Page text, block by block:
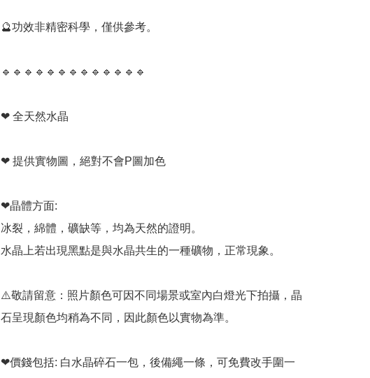
🔮功效非精密科學，僅供參考。
🔹️🔹️🔹️🔹️🔹️🔹️🔹️🔹️🔹️🔹️🔹️🔹️🔹️
❤ 全天然水晶
❤ 提供實物圖，絕對不會P圖加色
❤晶體方面:
冰裂，綿體，礦缺等，均為天然的證明。
水晶上若出現黑點是與水晶共生的一種礦物，正常現象。
⚠️敬請留意：照片顏色可因不同場景或室內白燈光下拍攝，晶
石呈現顏色均稍為不同，因此顏色以實物為準。
❤價錢包括: 白水晶碎石一包，後備繩一條，可免費改手圍一